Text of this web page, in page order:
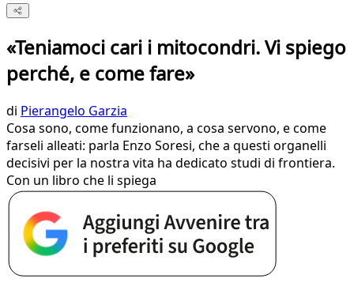
«Teniamoci cari i mitocondri. Vi spiego
perché, e come fare»
di Pierangelo Garzia
Cosa sono, come funzionano, a cosa servono, e come
farseli alleati: parla Enzo Soresi, che a questi organelli
decisivi per la nostra vita ha dedicato studi di frontiera.
Con un libro che li spiega